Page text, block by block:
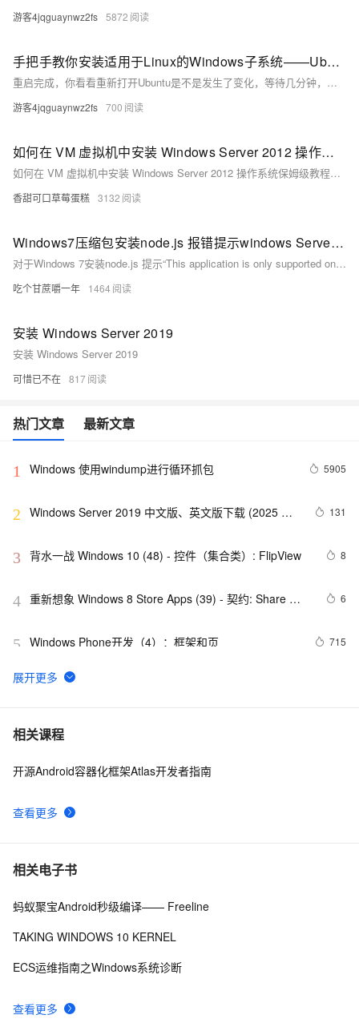
游客4jqguaynwz2fs 5872
手把手教你安装适用于Linux的Windows子系统——Ubuntu
重启完成，你看看重新打开Ubuntu是不是发生了变化，等待几分钟，系统配置完成，根据提示设置用户名和密码即可
游客4jqguaynwz2fs 700
如何在 VM 虚拟机中安装 Windows Server 2012 操作系统保姆级教程（附链接）
如何在 VM 虚拟机中安装 Windows Server 2012 操作系统保姆级教程（附链接）
香甜可口草莓蛋糕 3132
Windows7压缩包安装node.js 报错提示windows Server 2012 R2 和安装React脚手架 最详细教程
对于Windows 7安装node.js 提示“This application is only supported on wWindows 8.1,windows Server 2012 R2, or higher.”类似这种情况的，该问题是因为node.js官方在 x12版本后就不支持win7系统了。
吃个甘蔗嚼一年 1464
安装 Windows Server 2019
安装 Windows Server 2019
可惜已不在 817
热门文章 最新文章
1 Windows 使用windump进行循环抓包 5905
2 Windows Server 2019 中文版、英文版下载 (2025 年
131
3 背水一战 Windows 10 (48) - 控件（集合类）: FlipView 8
4 重新想象 Windows 8 Store Apps (39) - 契约: Share
6
5 Windows Phone开发（4）：框架和页 715
6 音视频windows安装ffmpeg6.0并使用vs调试源码笔记
7 windows解决SpringBoot启动时：APPLICATION
8 Windows Update MiniTool 20.12.2016 控制Window更新
9 腾讯START云游戏开启不限量测试，支持MacOS和
10
exploits
相关课程
查看更多
开源Android容器化框架Atlas开发者指南
相关电子书
查看更多
蚂蚁聚宝Android秒级编译—— Freeline
TAKING WINDOWS 10 KERNEL
ECS运维指南之Windows系统诊断